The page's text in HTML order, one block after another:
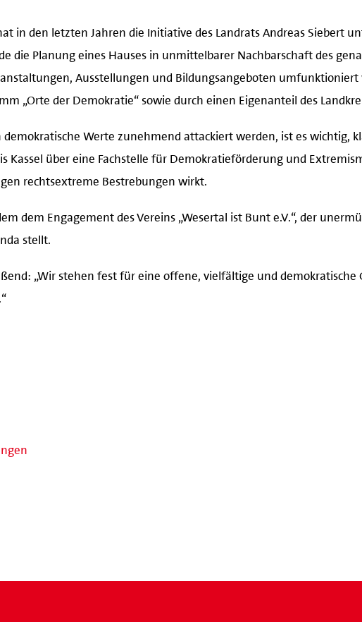
in den letzten Jahren die Initiative des Landrats Andreas Siebert
die Planung eines Hauses in unmittelbarer Nachbarschaft des
Ausstellungen und Bildungsangeboten umfunktioniert
„Orte der Demokratie“ sowie durch einen Eigenanteil des
demokratische Werte zunehmend attackiert werden, ist es wichtig,
Kassel über eine Fachstelle für Demokratieförderung und
rechtsextreme Bestrebungen wirkt.
dem Engagement des Vereins „Wesertal ist Bunt e.V.“, der
stellt.
„Wir stehen fest für eine offene, vielfältige und demokratische